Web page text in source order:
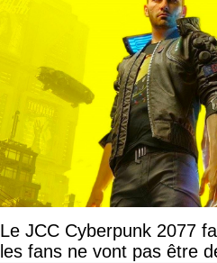
Le JCC Cyberpunk 2077
les fans ne vont pas être